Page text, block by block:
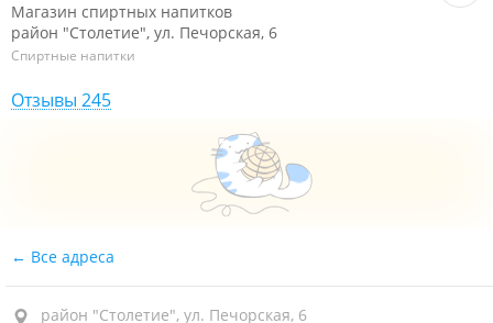
Магазин спиртных напитков
район "Столетие", ул. Печорская, 6
Спиртные напитки
Отзывы 245
Все адреса
район "Столетие", ул. Печорская, 6